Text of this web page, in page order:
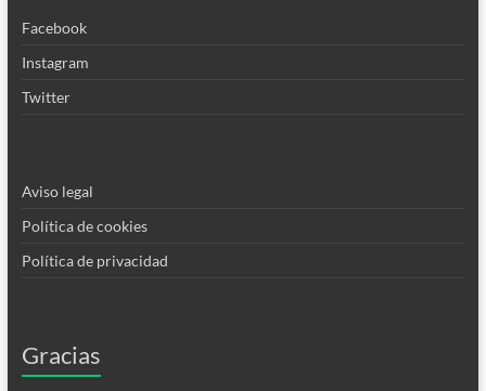
Facebook
Instagram
Twitter
Aviso legal
Política de cookies
Política de privacidad
Gracias